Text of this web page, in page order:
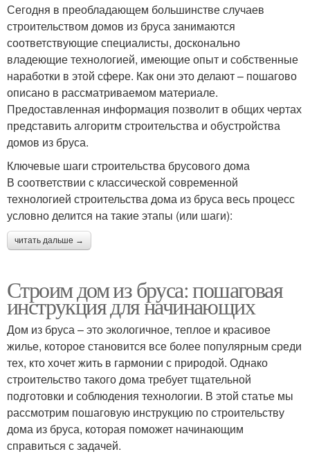
Сегодня в преобладающем большинстве случаев
строительством домов из бруса занимаются
соответствующие специалисты, досконально
владеющие технологией, имеющие опыт и собственные
наработки в этой сфере. Как они это делают – пошагово
описано в рассматриваемом материале.
Предоставленная информация позволит в общих чертах
представить алгоритм строительства и обустройства
домов из бруса.
Ключевые шаги строительства брусового дома
В соответствии с классической современной
технологией строительства дома из бруса весь процесс
условно делится на такие этапы (или шаги):
читать дальше →
Строим дом из бруса: пошаговая
инструкция для начинающих
Дом из бруса – это экологичное, теплое и красивое
жилье, которое становится все более популярным среди
тех, кто хочет жить в гармонии с природой. Однако
строительство такого дома требует тщательной
подготовки и соблюдения технологии. В этой статье мы
рассмотрим пошаговую инструкцию по строительству
дома из бруса, которая поможет начинающим
справиться с задачей.